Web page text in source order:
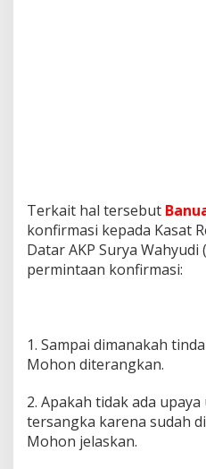
Terkait hal tersebut
konfirmasi kepada Kasat
Datar AKP Surya
permintaan konfirmasi:
1. Sampai dimanakah
Mohon diterangkan.
2. Apakah tidak ada
tersangka karena sudah
Mohon jelaskan.